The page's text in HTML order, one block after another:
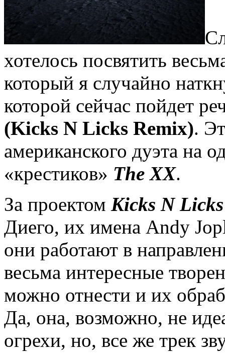
хотелось посвятить
который я случайно
которой сейчас пойдет
(Kicks N Licks Remix).
американского дуэта на
«крестиков» The XX.
За проектом Kicks N Licks
Диего, их имена Andy
они работают в
весьма интересные
можно отнести и их
Да, она, возможно, не
огрехи, но, все же трек